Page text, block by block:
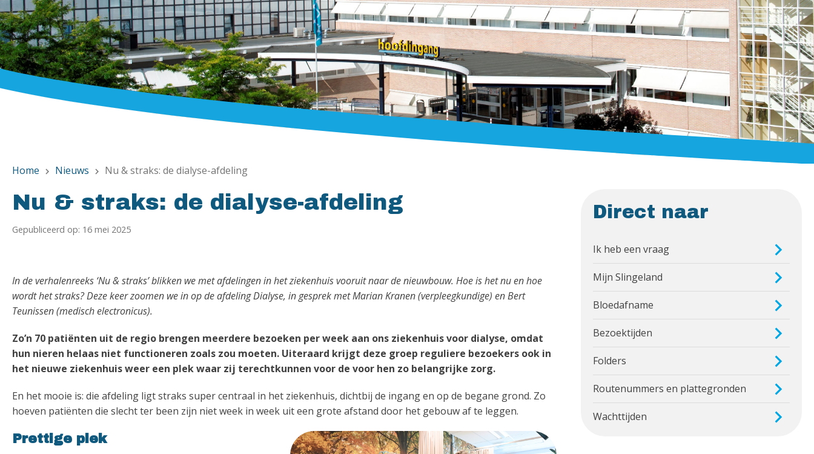
Home chevron_right Nieuws chevron_right Nu & straks: de dialyse-afdeling
Nu & straks: de dialyse-afdeling
Gepubliceerd op: 16 mei 2025
In de verhalenreeks ‘Nu & straks’ blikken we met afdelingen in het ziekenhuis vooruit naar de nieuwbouw. Hoe is het nu en hoe
wordt het straks? Deze keer zoomen we in op de afdeling Dialyse, in gesprek met Marian Kranen (verpleegkundige) en Bert
Teunissen (medisch electronicus).
Zo’n 70 patiënten uit de regio brengen meerdere bezoeken per week aan ons ziekenhuis voor dialyse, omdat
hun nieren helaas niet functioneren zoals zou moeten. Uiteraard krijgt deze groep reguliere bezoekers ook in
het nieuwe ziekenhuis weer een plek waar zij terechtkunnen voor de voor hen zo belangrijke zorg.
En het mooie is: die afdeling ligt straks super centraal in het ziekenhuis, dichtbij de ingang en op de begane grond. Zo
hoeven patiënten die slecht ter been zijn niet week in week uit een grote afstand door het gebouw af te leggen.
Prettige plek
Direct naar
Ik heb een vraag
Mijn Slingeland
Bloedafname
Bezoektijden
Folders
Routenummers en plattegronden
Wachttijden